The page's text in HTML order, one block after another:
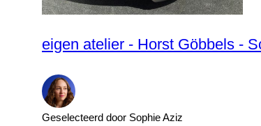
eigen atelier - Horst Göbbels -
Geselecteerd door Sophie Aziz